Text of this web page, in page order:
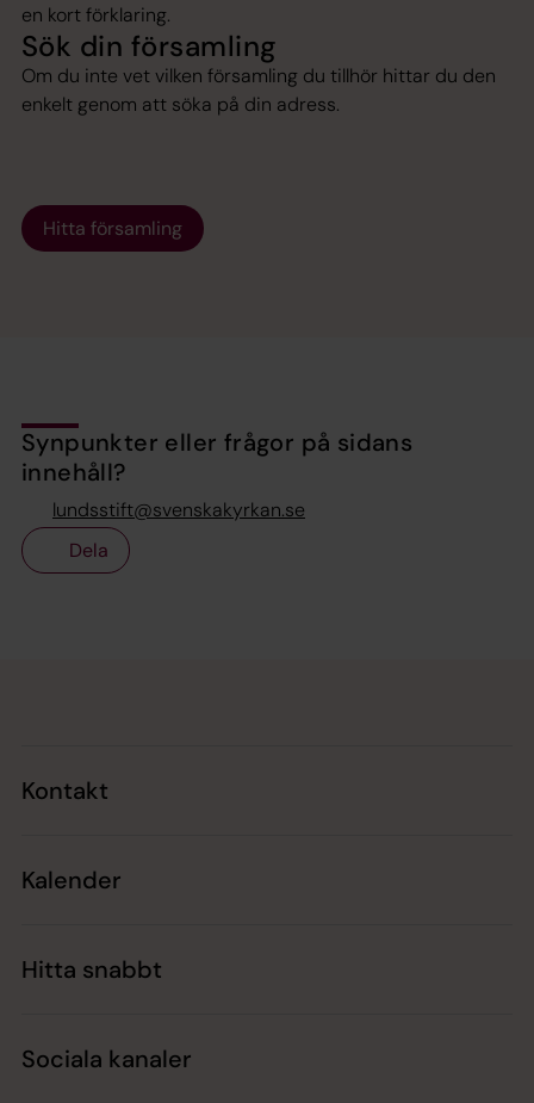
en kort förklaring.
Sök din församling
Om du inte vet vilken församling du tillhör hittar du den
enkelt genom att söka på din adress.
Hitta församling
Synpunkter eller frågor på sidans
innehåll?
lundsstift@svenskakyrkan.se
Dela
Kontakt
Kalender
Hitta snabbt
Sociala kanaler